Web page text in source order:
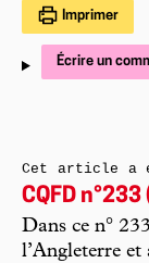
Imprimer
Écrire un
Cet article a
CQFD
Dans ce n°
l’Angleterre et